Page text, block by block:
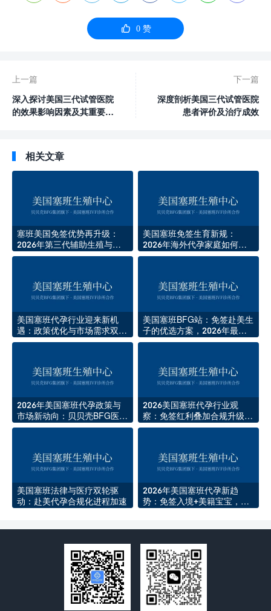
 0赞
上一篇
深入探讨美国三代试管医院
的效果影响因素及其重要性
下一篇
深度剖析美国三代试管医院
患者评价及治疗成效
相关文章
塞班美国免签优势再升级：
2026年第三代辅助生殖与代
孕新政解析
美国塞班免签生育新规：
2026年海外代孕家庭如何高
效赴美
美国塞班代孕行业迎来新机
遇：政策优化与市场需求双驱
动
美国塞班BFG站：免签赴美生
子的优选方案，2026年最新
政策解读
2026年美国塞班代孕政策与
市场新动向：贝贝壳BFG医院
全程解读
2026美国塞班代孕行业观
察：免签红利叠加合规升级，
赴美助孕迎来窗口期
美国塞班法律与医疗双轮驱
动：赴美代孕合规化进程加速
2026年美国塞班代孕新趋
势：免签入境+美籍宝宝，中